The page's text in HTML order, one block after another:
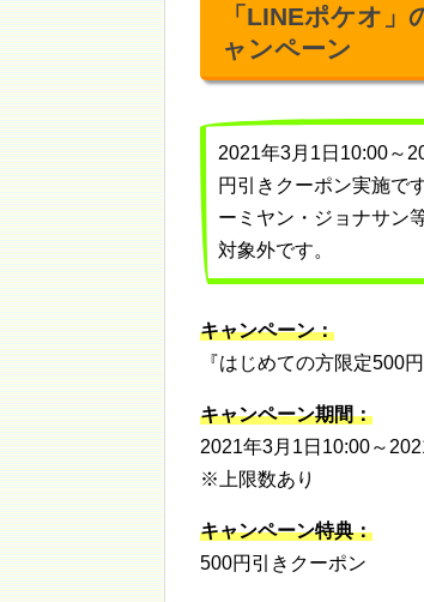
「LINEポケオ
ャンペーン
2021年3月1日10:00～
円引きクーポン実施で
ーミヤン・ジョナサン
対象外です。
キャンペーン：
『はじめての方限定500
キャンペーン期間：
2021年3月1日10:00～
※上限数あり
キャンペーン特典：
500円引きクーポン